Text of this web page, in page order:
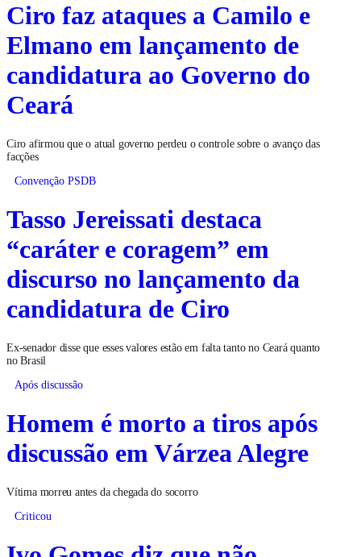
Ciro faz ataques a Camilo e
Elmano em lançamento de
candidatura ao Governo do
Ceará
Ciro afirmou que o atual governo perdeu o controle sobre o avanço das
facções
Convenção PSDB
Tasso Jereissati destaca
“caráter e coragem” em
discurso no lançamento da
candidatura de Ciro
Ex-senador disse que esses valores estão em falta tanto no Ceará quanto
no Brasil
Após discussão
Homem é morto a tiros após
discussão em Várzea Alegre
Vítima morreu antes da chegada do socorro
Criticou